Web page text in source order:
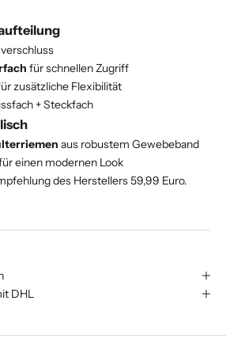
für schnellen Zugriff
zusätzliche Flexibilität
+ Steckfach
aus robustem Gewebeband
einen modernen Look
des Herstellers 59,99 Euro.
DHL